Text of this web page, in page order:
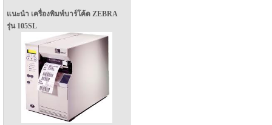
แนะนำ เครื่องพิมพ์บาร์โค้ด ZEBRA
รุ่น 105SL